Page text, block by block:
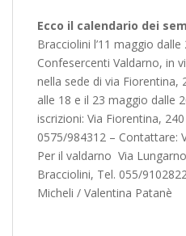
Ecco il calendario dei
Bracciolini l’11 maggio
Confesercenti Valdarno, in
nella sede di via Fiorentina,
alle 18 e il 23 maggio dalle
iscrizioni: Via Fiorentina,
0575/984312 – Contattare:
Per il valdarno Via
Bracciolini, Tel. 055/
Micheli / Valentina Patanè